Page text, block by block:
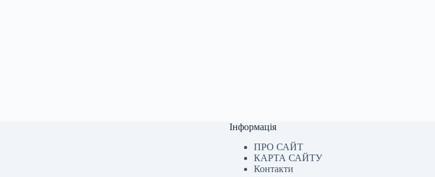
Інформація
ПРО САЙТ
КАРТА САЙТУ
Контакти